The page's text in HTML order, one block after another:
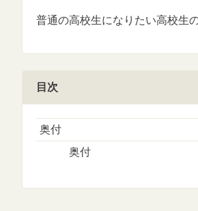
普通の高校生になりたい高校生
目次
奥付
奥付